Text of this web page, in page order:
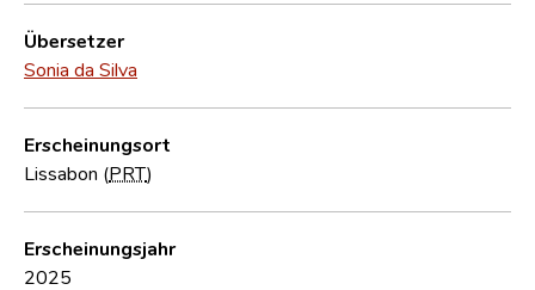
Übersetzer
Sonia da Silva
Erscheinungsort
Lissabon (PRT)
Erscheinungsjahr
2025